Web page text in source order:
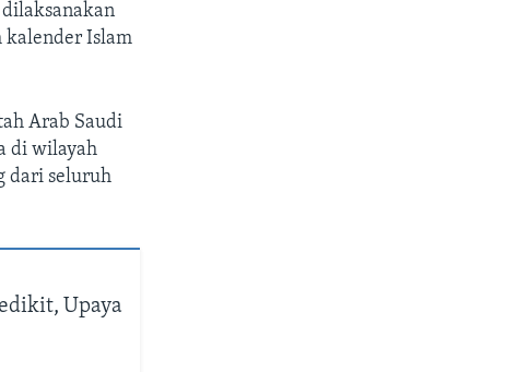
kalender Islam
Arab Saudi
di wilayah
dari seluruh
Upaya